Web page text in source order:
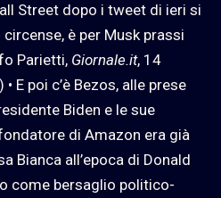
Street dopo i tweet di ieri si
è per Musk prassi
Parietti, Giornale.it, 14
E poi c’è Bezos, alle prese
Biden e le sue
di Amazon era già
Bianca all’epoca di Donald
come bersaglio politico-